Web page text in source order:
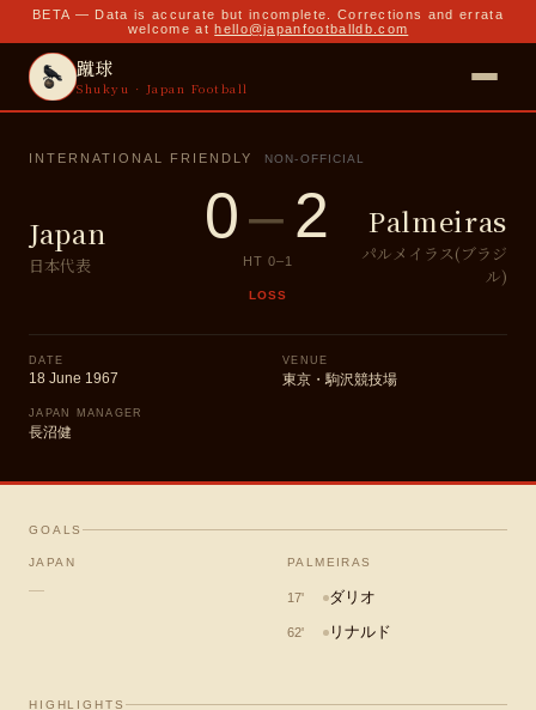
BETA — Data is accurate but incomplete. Corrections and errata
welcome at hello@japanfootballdb.com
蹴球
Shukyu · Japan Football
INTERNATIONAL FRIENDLY NON-OFFICIAL
Japan
日本代表
0–2
HT 0–1
LOSS
Palmeiras
パルメイラス(ブラジ
ル)
DATE
18 June 1967
VENUE
東京・駒沢競技場
JAPAN MANAGER
長沼健
GOALS
JAPAN
—
PALMEIRAS
17' ダリオ
62' リナルド
HIGHLIGHTS